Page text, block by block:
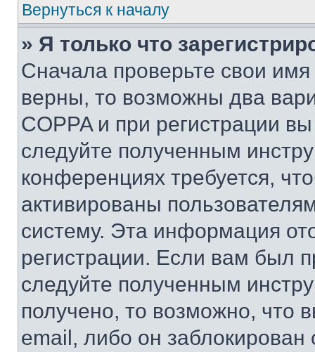
Вернуться к началу
» Я только что
Сначала проверьте свои
верны, то возможны два
COPPA и при регистрации
следуйте полученным
конференциях требуется,
активированы
систему. Эта информация
регистрации. Если вам был
следуйте полученным
получено, то возможно, что
email, либо он